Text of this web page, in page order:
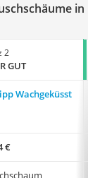
in
2
GUT
Wachgeküsst
€